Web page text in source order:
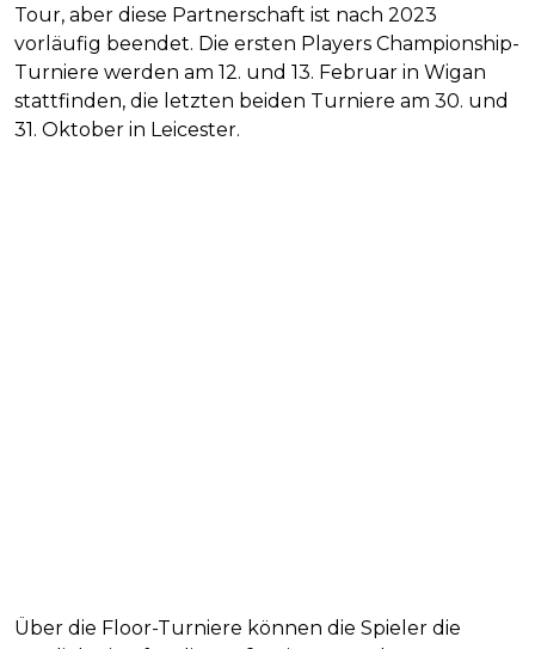
Tour, aber diese Partnerschaft ist nach 2023
vorläufig beendet. Die ersten Players Championship-
Turniere werden am 12. und 13. Februar in Wigan
stattfinden, die letzten beiden Turniere am 30. und
31. Oktober in Leicester.
Über die Floor-Turniere können die Spieler die